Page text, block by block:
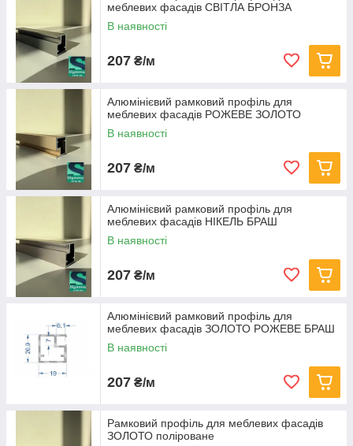
меблевих фасадів СВІТЛА БРОНЗА
В наявності
207 ₴/м
Алюмінієвий рамковий профіль для
меблевих фасадів РОЖЕВЕ ЗОЛОТО
В наявності
207 ₴/м
Алюмінієвий рамковий профіль для
меблевих фасадів НІКЕЛЬ БРАШ
В наявності
207 ₴/м
Алюмінієвий рамковий профіль для
меблевих фасадів ЗОЛОТО РОЖЕВЕ БРАШ
В наявності
207 ₴/м
Рамковий профіль для меблевих фасадів
ЗОЛОТО поліроване